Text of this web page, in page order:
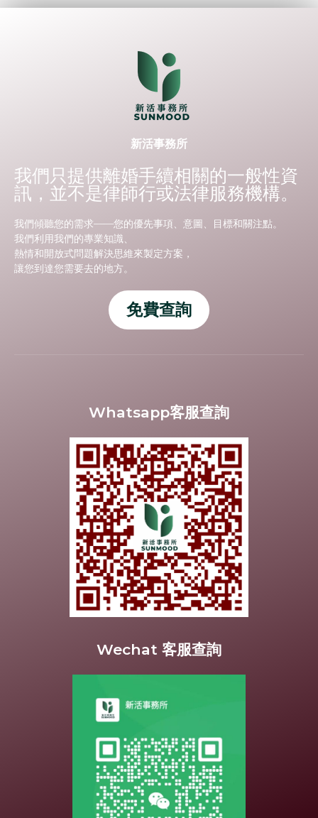
新活事務所
我們只提供離婚手續相關的一般性資
訊，並不是律師行或法律服務機構。
我們傾聽您的需求——您的優先事項、意圖、目標和關注點。
我們利用我們的專業知識、
熱情和開放式問題解決思維來製定方案，
讓您到達您需要去的地方。
免費查詢
Whatsapp客服查詢
Wechat 客服查詢